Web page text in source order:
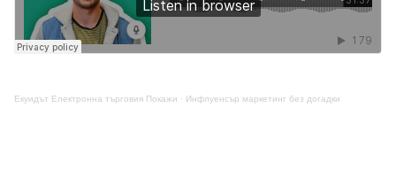
Екуидът Електронна търговия Покажи · Инфлуенсър маркетинг без догадки